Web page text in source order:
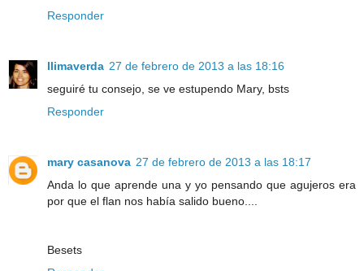
Responder
llimaverda 27 de febrero de 2013 a las 18:16
seguiré tu consejo, se ve estupendo Mary, bsts
Responder
mary casanova 27 de febrero de 2013 a las 18:17
Anda lo que aprende una y yo pensando que agujeros era
por que el flan nos había salido bueno....
Besets